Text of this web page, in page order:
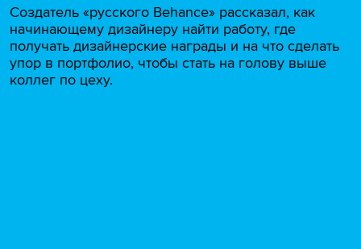
Создатель «русского Behance» рассказал, как
начинающему дизайнеру найти работу, где
получать дизайнерские награды и на что сделать
упор в портфолио, чтобы стать на голову выше
коллег по цеху.